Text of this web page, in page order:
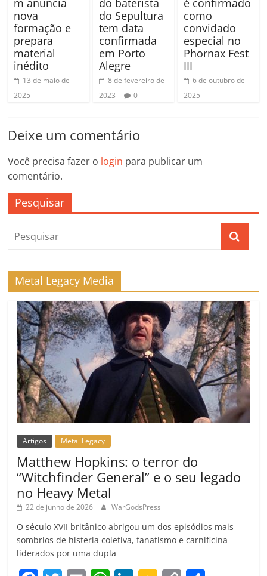
nova
formação e
prepara
material
inédito
13 de maio de
2025
do Sepultura
tem data
confirmada
em Porto
Alegre
8 de fevereiro de
2023
0
como
convidado
especial no
Phornax Fest
III
6 de outubro de
2025
Deixe um comentário
Você precisa fazer o login para publicar um
comentário.
Pesquisar
Metal Legacy Media
Artigos Metal Legacy
Matthew Hopkins: o terror do
“Witchfinder General” e o seu legado
no Heavy Metal
22 de junho de 2026 WarGodsPress
O século XVII britânico abrigou um dos episódios mais
sombrios de histeria coletiva, fanatismo e carnificina
liderados por uma dupla